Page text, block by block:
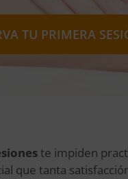
TU PRIMERA
te impiden
que tanta